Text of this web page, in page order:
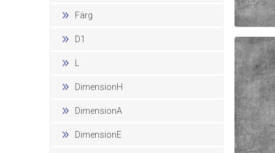
Färg
D1
DimensionH
DimensionA
DimensionE